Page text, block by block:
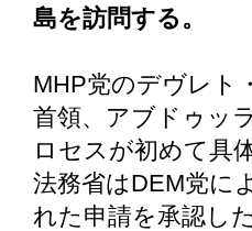
島を訪問する。
MHP党のデヴレト
首領、アブドゥッ
ロセスが初めて具
法務省はDEM党に
れた申請を承認した